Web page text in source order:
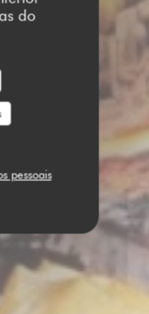
do
pessoais